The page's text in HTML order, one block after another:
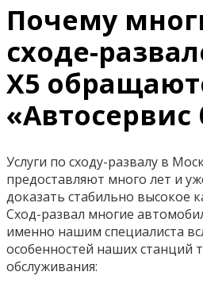
Почему
сходе-
X5
«Автосервис
Услуги по сходу-развалу в
предоставляют много лет и
доказать стабильно высокое
Сход-развал многие
именно нашим специалиста
особенностей наших станций
обслуживания: